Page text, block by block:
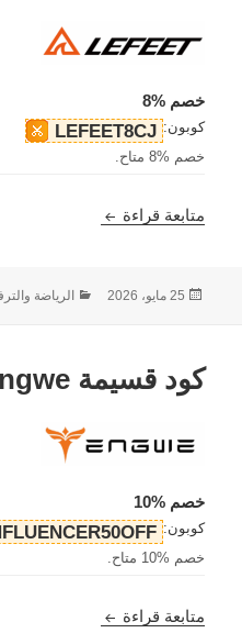
خصم %8
كوبون: LEFEET8CJ
خصم %8 متاح.
متابعة قراءة كود قسيمة LEFEET
نُشرت
25 مايو، 2026 التصنيفات
الرياضة
كود قسيمة Engwe
خصم %10
كوبون:
خصم %10 متاح.
متابعة قراءة كود قسيمة Engwe